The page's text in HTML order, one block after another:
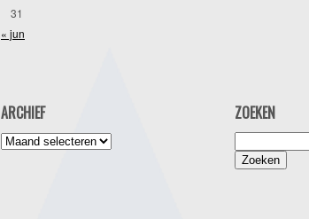
31
« jun
ARCHIEF
Archief
ZOEKEN
naar: